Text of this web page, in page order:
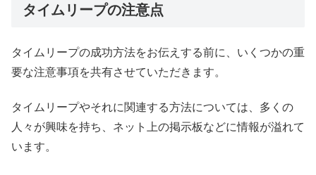
タイムリープの注意点
タイムリープの成功方法をお伝えする前に、いくつかの重
要な注意事項を共有させていただきます。
タイムリープやそれに関連する方法については、多くの
人々が興味を持ち、ネット上の掲示板などに情報が溢れて
います。